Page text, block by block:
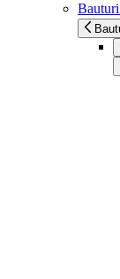
Bauturi